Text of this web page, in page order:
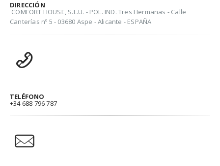
DIRECCIÓN
COMFORT HOUSE, S.L.U. - POL. IND. Tres Hermanas - Calle
Canterías nº 5 - 03680 Aspe - Alicante - ESPAÑA
TELÉFONO
+34 688 796 787